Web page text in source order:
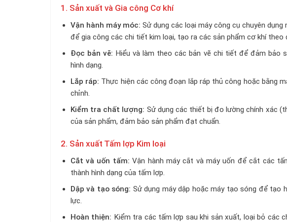
1. Sản xuất và Gia công Cơ khí
Vận hành máy móc: Sử dụng các loại máy công cụ chuyên
để gia công các chi tiết kim loại, tạo ra các sản phẩm cơ khí theo
Đọc bản vẽ: Hiểu và làm theo các bản vẽ chi tiết để đảm bảo
hình dạng.
Lắp ráp: Thực hiện các công đoạn lắp ráp thủ công hoặc bằng
chỉnh.
Kiểm tra chất lượng: Sử dụng các thiết bị đo lường chính xác
của sản phẩm, đảm bảo sản phẩm đạt chuẩn.
2. Sản xuất Tấm lợp Kim loại
Cắt và uốn tấm: Vận hành máy cắt và máy uốn để cắt các
thành hình dạng của tấm lợp.
Dập và tạo sóng: Sử dụng máy dập hoặc máy tạo sóng để tạo
lực.
Hoàn thiện: Kiểm tra các tấm lợp sau khi sản xuất, loại bỏ các